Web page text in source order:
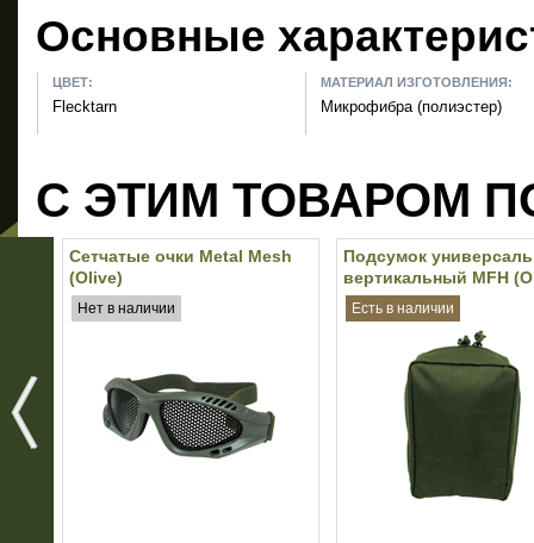
Основные
ЦВЕТ:
Flecktarn
МАТЕРИАЛ ИЗГОТОВЛЕНИЯ:
Микрофибра (полиэстер)
С ЭТИМ ТОВАРОМ
Сетчатые очки Metal Mesh
(Olive)
Нет в наличии
Подсумок
вертикальный MFH
Есть в наличии